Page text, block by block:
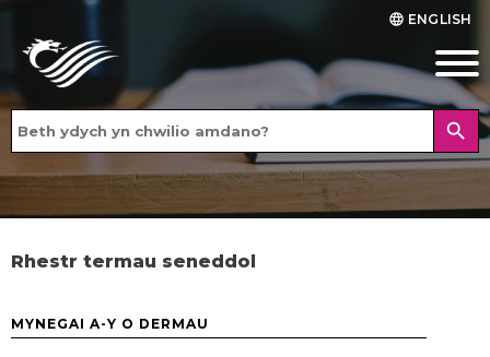
language ENGLISH
search
Rhestr termau seneddol
MYNEGAI A-Y O DERMAU